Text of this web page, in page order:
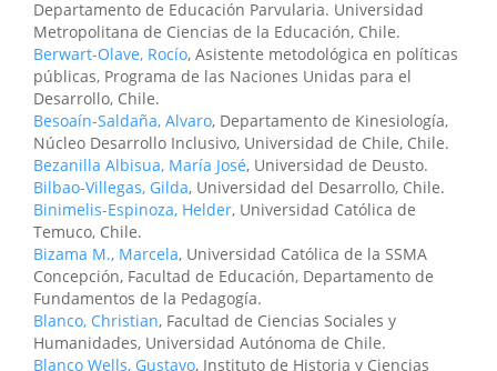
Departamento de Educación Parvularia. Universidad
Metropolitana de Ciencias de la Educación, Chile.
Berwart-Olave, Rocío, Asistente metodológica en políticas
públicas, Programa de las Naciones Unidas para el
Desarrollo, Chile.
Besoaín-Saldaña, Alvaro, Departamento de Kinesiología,
Núcleo Desarrollo Inclusivo, Universidad de Chile, Chile.
Bezanilla Albisua, María José, Universidad de Deusto.
Bilbao-Villegas, Gilda, Universidad del Desarrollo, Chile.
Binimelis-Espinoza, Helder, Universidad Católica de
Temuco, Chile.
Bizama M., Marcela, Universidad Católica de la SSMA
Concepción, Facultad de Educación, Departamento de
Fundamentos de la Pedagogía.
Blanco, Christian, Facultad de Ciencias Sociales y
Humanidades, Universidad Autónoma de Chile.
Blanco Wells, Gustavo, Instituto de Historia y Ciencias